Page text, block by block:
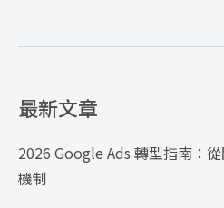
最新文章
2026 Google Ads 轉型指南：
機制